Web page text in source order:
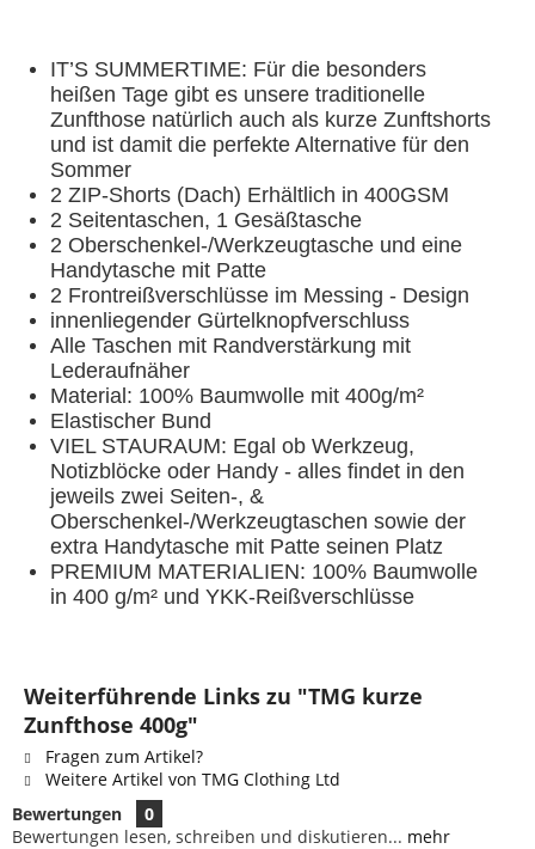
IT’S SUMMERTIME: Für die besonders
heißen Tage gibt es unsere traditionelle
Zunfthose natürlich auch als kurze Zunftshorts
und ist damit die perfekte Alternative für den
Sommer
2 ZIP-Shorts (Dach) Erhältlich in 400GSM
2 Seitentaschen, 1 Gesäßtasche
2 Oberschenkel-/Werkzeugtasche und eine
Handytasche mit Patte
2 Frontreißverschlüsse im Messing - Design
innenliegender Gürtelknopfverschluss
Alle Taschen mit Randverstärkung mit
Lederaufnäher
Material: 100% Baumwolle mit 400g/m²
Elastischer Bund
VIEL STAURAUM: Egal ob Werkzeug,
Notizblöcke oder Handy - alles findet in den
jeweils zwei Seiten-, &
Oberschenkel-/Werkzeugtaschen sowie der
extra Handytasche mit Patte seinen Platz
PREMIUM MATERIALIEN: 100% Baumwolle
in 400 g/m² und YKK-Reißverschlüsse
Weiterführende Links zu "TMG kurze
Zunfthose 400g"
Fragen zum Artikel?
Weitere Artikel von TMG Clothing Ltd
Bewertungen
0
Bewertungen lesen, schreiben und diskutieren... mehr